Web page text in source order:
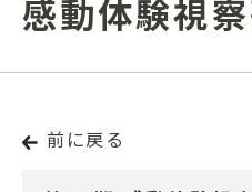
感動体験視
前に戻る